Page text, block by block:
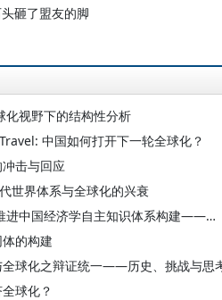
砸了盟友的脚
化视野下的结构性分析
中国如何打开下一轮全球化？
击与回应
世界体系与全球化的兴衰
何爱平 董璐：以全球化视角推进中国经济学自主知识体系构建——从全球化的深度参与到理论构建的自主表达
的构建
全球化之辩证统一——历史、挑战与思
球化？